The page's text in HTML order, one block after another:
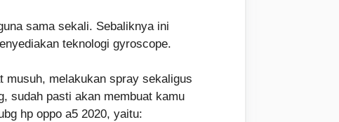
sama sekali. Sebaliknya ini
teknologi gyroscope.
musuh, melakukan spray sekaligus
sudah pasti akan membuat kamu
hp oppo a5 2020, yaitu: